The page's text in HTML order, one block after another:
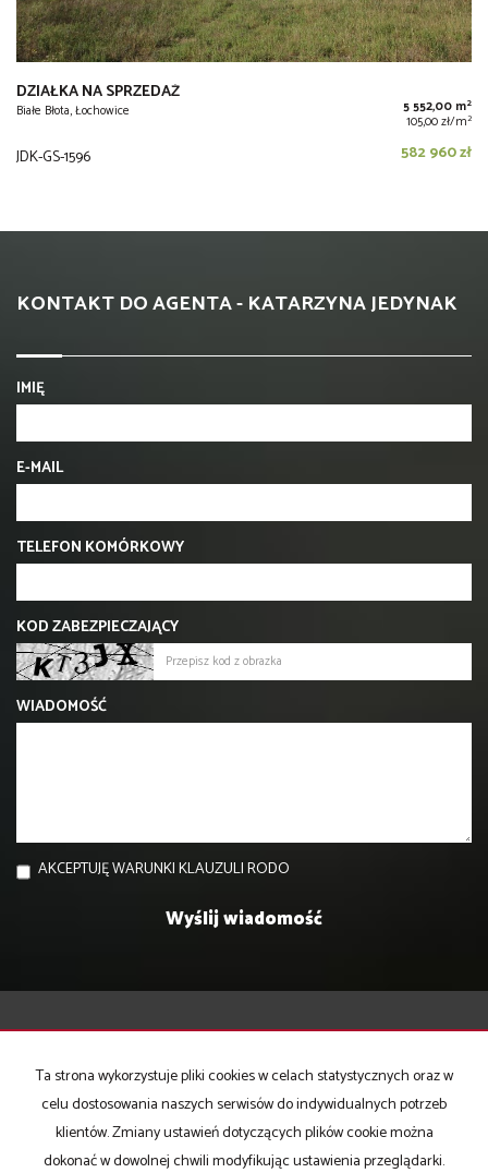
DZIAŁKA NA SPRZEDAŻ
Białe Błota, Łochowice 5 552,00 m2
105,00 zł/m2
JDK-GS-1596 582 960 zł
KONTAKT DO AGENTA - KATARZYNA JEDYNAK
IMIĘ
E-MAIL
TELEFON KOMÓRKOWY
KOD ZABEZPIECZAJĄCY
WIADOMOŚĆ
AKCEPTUJĘ WARUNKI KLAUZULI RODO
ul. Betonowa 1 lok. 29, 86-005, Białe Błota
tel. 52 320-76-88,
fax 52 320 76 88,
tel. kom. 698-916-773
Ta strona wykorzystuje pliki cookies w celach statystycznych oraz w
celu dostosowania naszych serwisów do indywidualnych potrzeb
klientów. Zmiany ustawień dotyczących plików cookie można
dokonać w dowolnej chwili modyfikując ustawienia przeglądarki.